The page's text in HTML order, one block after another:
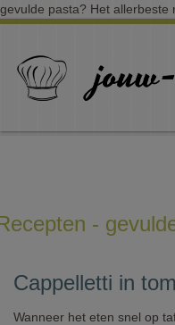
gevulde pasta? Het allerbeste
-
Cappelletti in
Wanneer het eten snel op